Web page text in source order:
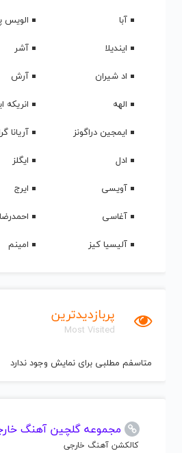
آبا
الویس
ایندیلا
آشر
اد شیران
آرش
الهه
ایمجین دراگونز
آریانا
ادل
ایگلز
آویسی
ایرج
آغاسی
آلیسیا کیز
امینم
پربازدیدترین
Most Visited
متاسفم مطلبی برای نمایش وجود ندارد
مجموعه گلچین آهنگ
کالکشن آهنگ خارجی